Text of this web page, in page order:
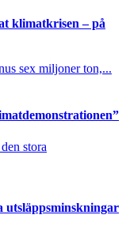
klimatkrisen – på
sex miljoner ton,...
stora
utsläppsminskningar